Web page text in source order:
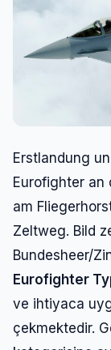
Erstlandung
Eurofighter an
am
Zeltweg. Bild
Bundesheer/
Eurofighter
ve ihtiyaca
çekmektedir.